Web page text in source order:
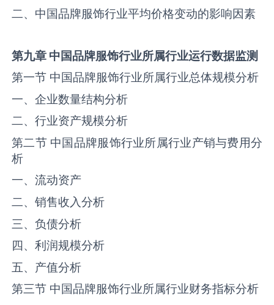
二、中国品牌服饰行业平均价格变动的影响因素
第九章 中国品牌服饰行业所属行业运行数据监测
第一节 中国品牌服饰行业所属行业总体规模分析
一、企业数量结构分析
二、行业资产规模分析
第二节 中国品牌服饰行业所属行业产销与费用分
析
一、流动资产
二、销售收入分析
三、负债分析
四、利润规模分析
五、产值分析
第三节 中国品牌服饰行业所属行业财务指标分析